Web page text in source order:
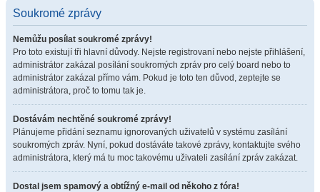
Soukromé zprávy
Nemůžu posílat soukromé zprávy!
Pro toto existují tři hlavní důvody. Nejste registrovaní nebo nejste přihlášení,
administrátor zakázal posílání soukromých zpráv pro celý board nebo to
administrátor zakázal přímo vám. Pokud je toto ten důvod, zeptejte se
administrátora, proč to tomu tak je.
Dostávám nechtěné soukromé zprávy!
Plánujeme přidání seznamu ignorovaných uživatelů v systému zasílání
soukromých zpráv. Nyní, pokud dostáváte takové zprávy, kontaktujte svého
administrátora, který má tu moc takovému uživateli zasílání zpráv zakázat.
Dostal jsem spamový a obtížný e-mail od někoho z fóra!